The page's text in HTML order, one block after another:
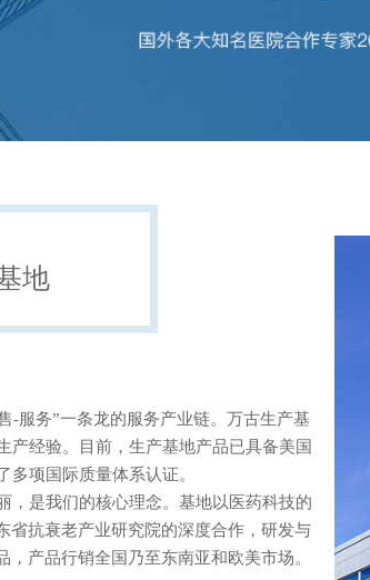
地
-服务”一条龙的服务产业链。万古生产基
产经验。目前，生产基地产品已具备美国
了多项国际质量体系认证。
，是我们的核心理念。基地以医药科技的
省抗衰老产业研究院的深度合作，研发与
产品行销全国乃至东南亚和欧美市场。